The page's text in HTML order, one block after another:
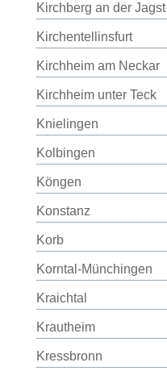
Kirchberg an der Jagst
Kirchentellinsfurt
Kirchheim am Neckar
Kirchheim unter Teck
Knielingen
Kolbingen
Köngen
Konstanz
Korb
Korntal-Münchingen
Kraichtal
Krautheim
Kressbronn